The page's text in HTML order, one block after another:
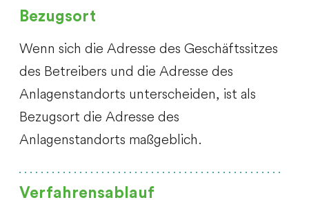
Bezugsort
Wenn sich die Adresse des Geschäftssitzes
des Betreibers und die Adresse des
Anlagenstandorts unterscheiden, ist als
Bezugsort die Adresse des
Anlagenstandorts maßgeblich.
Verfahrensablauf